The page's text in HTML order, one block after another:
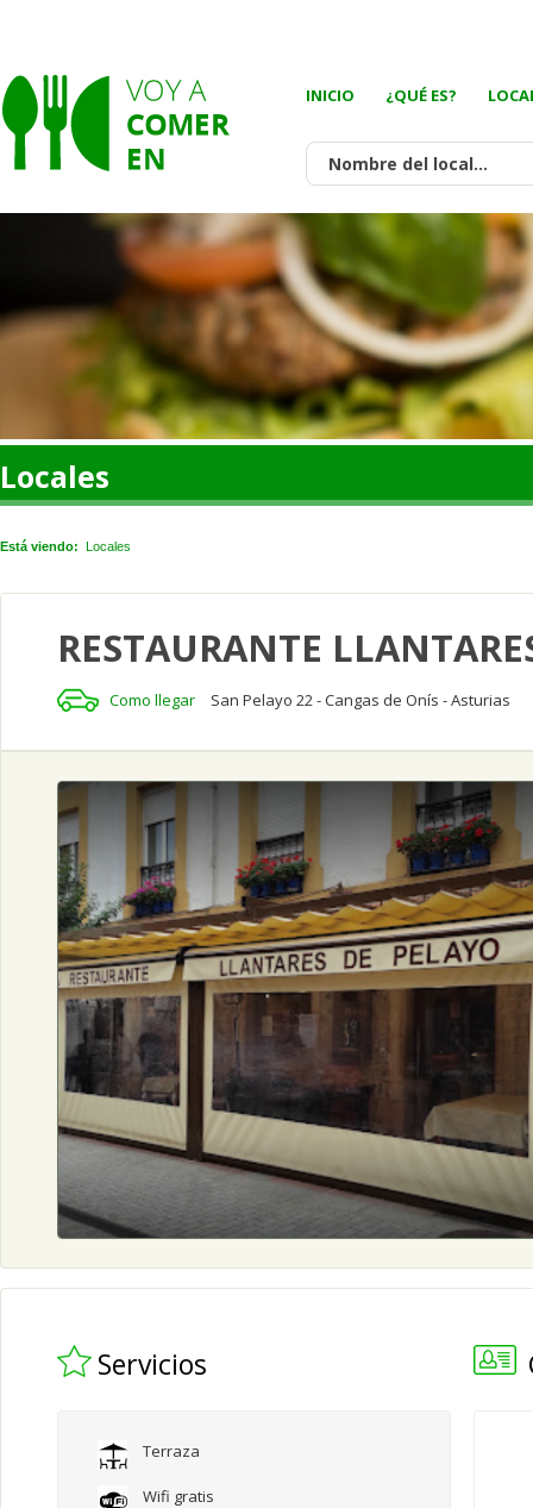
INICIO ¿QUÉ ES?
Locales
Está viendo: Locales
RESTAURANTE
Como llegar San Pelayo 22 - Cangas de Onís - Asturias
Servicios
Terraza
Wifi gratis